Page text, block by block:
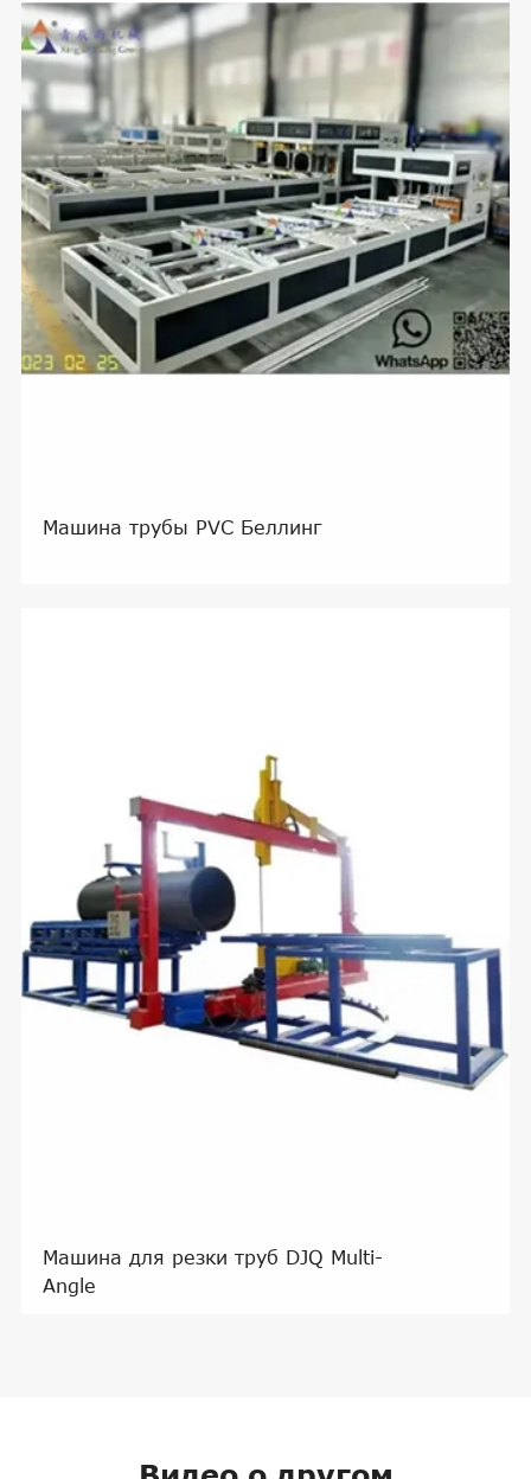
Машина трубы PVC Беллинг
Машина для резки труб DJQ Multi-
Angle